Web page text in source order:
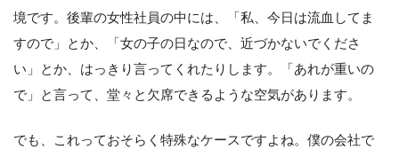
境です。後輩の女性社員の中には、「私、今日は流血してま
すので」とか、「女の子の日なので、近づかないでくださ
い」とか、はっきり言ってくれたりします。「あれが重いの
で」と言って、堂々と欠席できるような空気があります。
でも、これっておそらく特殊なケースですよね。僕の会社で